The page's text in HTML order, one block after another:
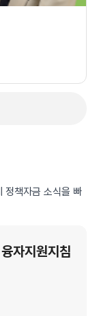
정책자금 소식을 빠
자지원지침